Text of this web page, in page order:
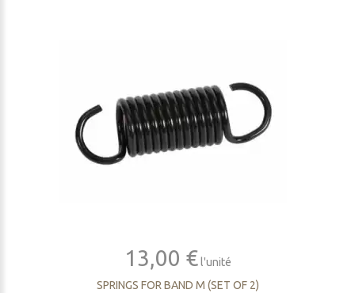
13,00 € l'unité
SPRINGS FOR BAND M (SET OF 2)